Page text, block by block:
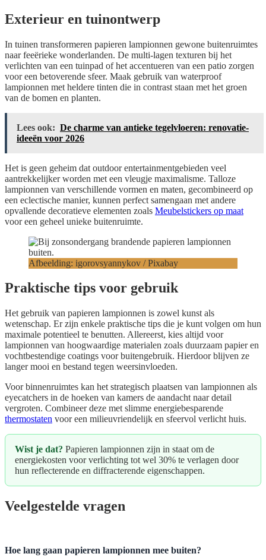
Exterieur en tuinontwerp
In tuinen transformeren papieren lampionnen gewone buitenruimtes
naar feeërieke wonderlanden. De multi-lagen texturen bij het
verlichten van een tuinpad of het accentueren van een patio zorgen
voor een betoverende sfeer. Maak gebruik van waterproof
lampionnen met heldere tinten die in contrast staan met het groen
van de bomen en planten.
Lees ook: De charme van antieke tegelvloeren: renovatie-
ideeën voor 2026
Het is geen geheim dat outdoor entertainmentgebieden veel
aantrekkelijker worden met een vleugje maximalisme. Talloze
lampionnen van verschillende vormen en maten, gecombineerd op
een eclectische manier, kunnen perfect samengaan met andere
opvallende decoratieve elementen zoals Meubelstickers op maat
voor een geheel unieke buitenruimte.
Afbeelding: igorovsyannykov / Pixabay
Praktische tips voor gebruik
Het gebruik van papieren lampionnen is zowel kunst als
wetenschap. Er zijn enkele praktische tips die je kunt volgen om hun
maximale potentieel te benutten. Allereerst, kies altijd voor
lampionnen van hoogwaardige materialen zoals duurzaam papier en
vochtbestendige coatings voor buitengebruik. Hierdoor blijven ze
langer mooi en bestand tegen weersinvloeden.
Voor binnenruimtes kan het strategisch plaatsen van lampionnen als
eyecatchers in de hoeken van kamers de aandacht naar detail
vergroten. Combineer deze met slimme energiebesparende
thermostaten voor een milieuvriendelijk en sfeervol verlicht huis.
Wist je dat? Papieren lampionnen zijn in staat om de
energiekosten voor verlichting tot wel 30% te verlagen door
hun reflecterende en diffracterende eigenschappen.
Veelgestelde vragen
Hoe lang gaan papieren lampionnen mee buiten?